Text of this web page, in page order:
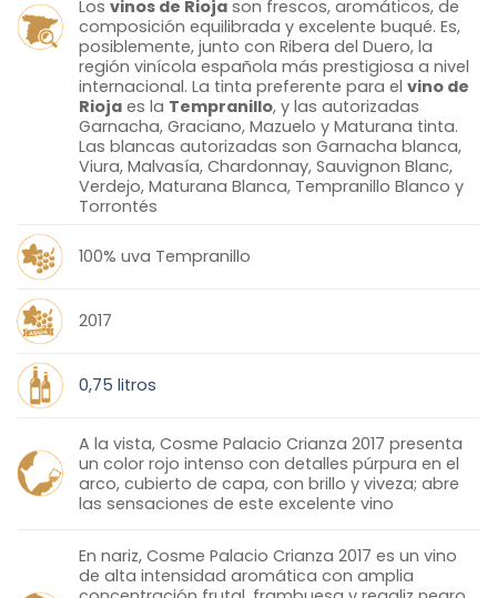
Losvinos de Rioja son frescos, aromáticos, de
composición equilibrada y excelente buqué. Es,
posiblemente, junto con Ribera del Duero, la
región vinícola española más prestigiosa a nivel
internacional. La tinta preferente para elvino de
Rioja es la Tempranillo, y las autorizadas
Garnacha, Graciano, Mazuelo y Maturana tinta.
Las blancas autorizadas son Garnacha blanca,
Viura, Malvasía, Chardonnay, Sauvignon Blanc,
Verdejo, Maturana Blanca, Tempranillo Blanco y
Torrontés
100% uva Tempranillo
2017
0,75 litros
A la vista, Cosme Palacio Crianza 2017 presenta
un color rojo intenso con detalles púrpura en el
arco, cubierto de capa, con brillo y viveza; abre
las sensaciones de este excelente vino
En nariz, Cosme Palacio Crianza 2017 es un vino
de alta intensidad aromática con amplia